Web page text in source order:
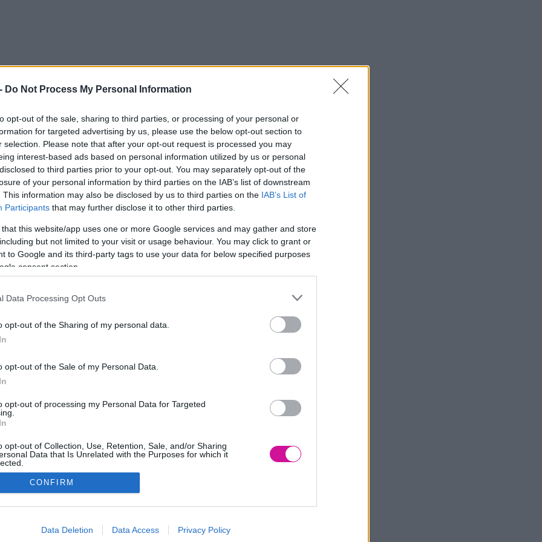
Do Not Process My Personal Information
opt-out of the sale, sharing to third parties, or processing of your personal or
for targeted advertising by us, please use the below opt-out section to
selection. Please note that after your opt-out request is processed you may
interest-based ads based on personal information utilized by us or personal
to third parties prior to your opt-out. You may separately opt-out of the
of your personal information by third parties on the IAB’s list of downstream
This information may also be disclosed by us to third parties on the IAB’s List of
Participants that may further disclose it to other third parties.
that this website/app uses one or more Google services and may gather and store
but not limited to your visit or usage behaviour. You may click to grant or
to Google and its third-party tags to use your data for below specified purposes
consent section.
Data Processing Opt Outs
opt-out of the Sharing of my personal data.
opt-out of the Sale of my Personal Data.
opt-out of processing my Personal Data for Targeted
opt-out of Collection, Use, Retention, Sale, and/or Sharing
Data that Is Unrelated with the Purposes for which it
allow Google to enable storage related to advertising like cookies on
CONFIRM
Data Deletion Data Access Privacy Policy
με την Imaginary Skincare+Makeup
Skincare+Makeup
Skincare+Makeup
1 μήνα κάτω από το κρεβάτι της
μια καλύτερη ζωή